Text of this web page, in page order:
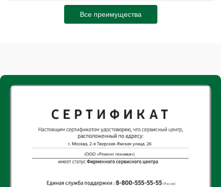
Все преимущества